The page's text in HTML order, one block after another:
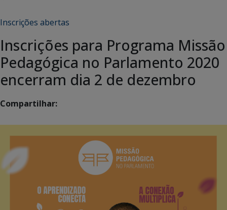
Inscrições abertas
Inscrições para Programa Missão
Pedagógica no Parlamento 2020
encerram dia 2 de dezembro
Compartilhar: